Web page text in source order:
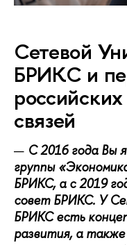
Сетевой
БРИКС и
связей
С 2016 года Вы
группы
БРИКС, а с 2019
совет БРИКС. У
БРИКС есть
развития, а